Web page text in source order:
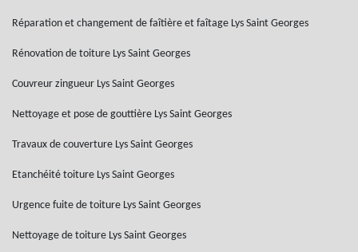
Réparation et changement de faîtière et faîtage Lys Saint Georges
Rénovation de toiture Lys Saint Georges
Couvreur zingueur Lys Saint Georges
Nettoyage et pose de gouttière Lys Saint Georges
Travaux de couverture Lys Saint Georges
Etanchéité toiture Lys Saint Georges
Urgence fuite de toiture Lys Saint Georges
Nettoyage de toiture Lys Saint Georges